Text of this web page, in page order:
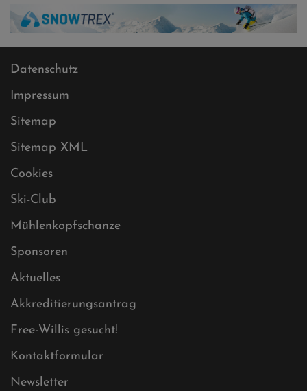
Datenschutz
Impressum
Sitemap
Sitemap XML
Cookies
Ski-Club
Mühlenkopfschanze
Sponsoren
Aktuelles
Akkreditierungsantrag
Free-Willis gesucht!
Kontaktformular
Newsletter